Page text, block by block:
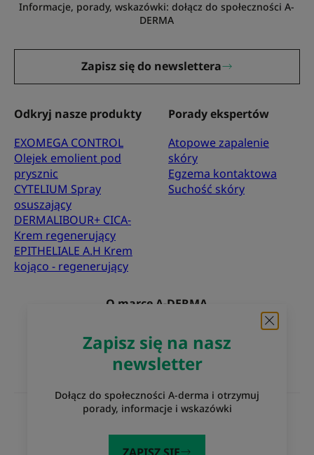
Zapisz się na nasz
newsletter
Dołącz do społeczności A-derma i otrzymuj
porady, informacje i wskazówki
ZAPISZ SIĘ
Informacje, porady, wskazówki: dołącz do społeczności A-
DERMA
Zapisz się do newslettera
Odkryj nasze produkty
EXOMEGA CONTROL
Olejek emolient pod
prysznic
CYTELIUM Spray
osuszający
DERMALIBOUR+ CICA-
Krem regenerujący
EPITHELIALE A.H Krem
kojąco - regenerujący
Porady ekspertów
Atopowe zapalenie
skóry
Egzema kontaktowa
Suchość skóry
O marce A-DERMA
Najczęściej zadawane pytania
Eczema FoundationLaboratoria Pierre Fabre